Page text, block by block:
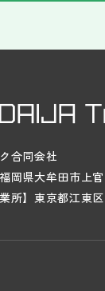
合同会社
福岡県大牟田市上
業所】東京都江東区